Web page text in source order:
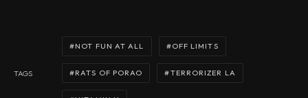
TAGS
NOT FUN AT ALL OFF LIMITS
RATS OF PORAO TERRORIZER LA